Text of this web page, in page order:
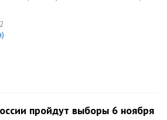
пройдут выборы 6 ноября